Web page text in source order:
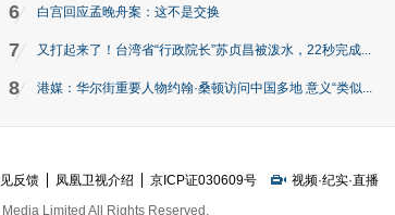
6 白宫回应孟晚舟案：这不是交换
7 又打起来了！台湾省“行政院长”苏贞昌被泼水，22秒完成...
8 港媒：华尔街重要人物约翰·桑顿访问中国多地 意义“类似...
反馈 凤凰卫视介绍 京ICP证030609号 视频·纪实·直播
Limited All Rights Reserved.